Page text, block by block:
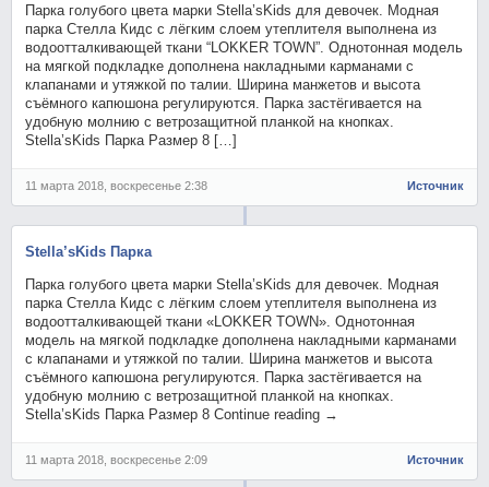
Парка голубого цвета марки Stella’sKids для девочек. Модная
парка Стелла Кидс с лёгким слоем утеплителя выполнена из
водоотталкивающей ткани “LOKKER TOWN”. Однотонная модель
на мягкой подкладке дополнена накладными карманами с
клапанами и утяжкой по талии. Ширина манжетов и высота
съёмного капюшона регулируются. Парка застёгивается на
удобную молнию с ветрозащитной планкой на кнопках.
Stella’sKids Парка Размер 8 […]
11 марта 2018, воскресенье 2:38 Источник
Stella’sKids Парка
Парка голубого цвета марки Stella’sKids для девочек. Модная
парка Стелла Кидс с лёгким слоем утеплителя выполнена из
водоотталкивающей ткани «LOKKER TOWN». Однотонная
модель на мягкой подкладке дополнена накладными карманами
с клапанами и утяжкой по талии. Ширина манжетов и высота
съёмного капюшона регулируются. Парка застёгивается на
удобную молнию с ветрозащитной планкой на кнопках.
Stella’sKids Парка Размер 8 Continue reading →
11 марта 2018, воскресенье 2:09 Источник